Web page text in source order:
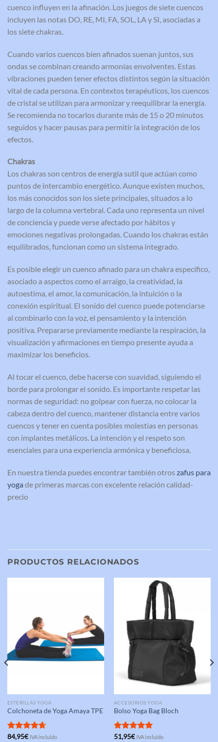
cuenco influyen en la afinación. Los juegos de siete cuencos
incluyen las notas DO, RE, MI, FA, SOL, LA y SI, asociadas a
los siete chakras.
Cuando varios cuencos bien afinados suenan juntos, sus
ondas se combinan creando armonías envolventes. Estas
vibraciones pueden tener efectos distintos según la situación
vital de cada persona. En contextos terapéuticos, los cuencos
de cristal se utilizan para armonizar y reequilibrar la energía.
Se recomienda no tocarlos durante más de 15 o 20 minutos
seguidos y hacer pausas para permitir la integración de los
efectos.
Chakras
Los chakras son centros de energía sutil que actúan como
puntos de intercambio energético. Aunque existen muchos,
los más conocidos son los siete principales, situados a lo
largo de la columna vertebral. Cada uno representa un nivel
de conciencia y puede verse afectado por hábitos y
emociones negativas prolongadas. Cuando los chakras están
equilibrados, funcionan como un sistema integrado.
Es posible elegir un cuenco afinado para un chakra específico,
asociado a aspectos como el arraigo, la creatividad, la
autoestima, el amor, la comunicación, la intuición o la
conexión espiritual. El sonido del cuenco puede potenciarse
al combinarlo con la voz, el pensamiento y la intención
positiva. Prepararse previamente mediante la respiración, la
visualización y afirmaciones en tiempo presente ayuda a
maximizar los beneficios.
Al tocar el cuenco, debe hacerse con suavidad, siguiendo el
borde para prolongar el sonido. Es importante respetar las
normas de seguridad: no golpear con fuerza, no colocar la
cabeza dentro del cuenco, mantener distancia entre varios
cuencos y tener en cuenta posibles molestias en personas
con implantes metálicos. La intención y el respeto son
esenciales para una experiencia armónica y beneficiosa.
En nuestra tienda puedes encontrar también otroszafus para
yoga de primeras marcas con excelente relación calidad-
precio
PRODUCTOS RELACIONADOS
ESTERILLAS YOGA
Colchoneta de Yoga Amaya TPE
Valorado
84,95€ IVA incluido
ACCESORIOS YOGA
Bolso Yoga Bag Bloch
Valorado
51,95€ IVA incluido